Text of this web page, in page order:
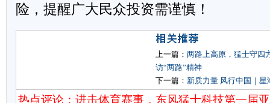
险，提醒广大民众投资需谨慎！
上一篇： 两路上高原，猛士守四
访“两路”精神
下一篇： 新质力量 风行中国｜
热点评论：进击体育赛事，东风猛士科技第一届